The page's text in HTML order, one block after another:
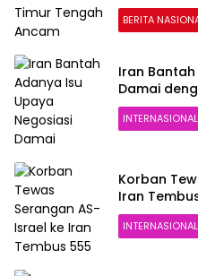
BERITA
Iran
Damai
INTERNASIONAL
Korban
Iran
INTERNASIONAL